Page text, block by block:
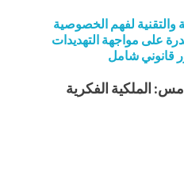
والتقنية لفهم الخصوصية
على مواجهة التهديدات
قانوني شامل
الملكية الفكرية